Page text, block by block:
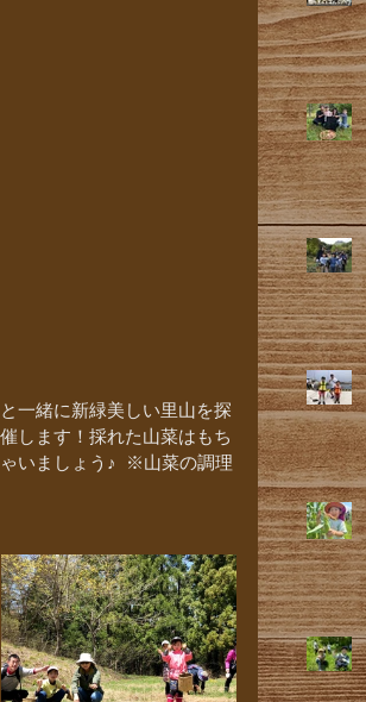
一緒に新緑美しい里山を探
します！採れた山菜はもち
いましょう♪  ※山菜の調理